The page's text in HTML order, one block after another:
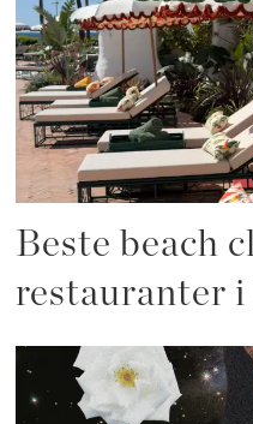
Beste beach
restauranter